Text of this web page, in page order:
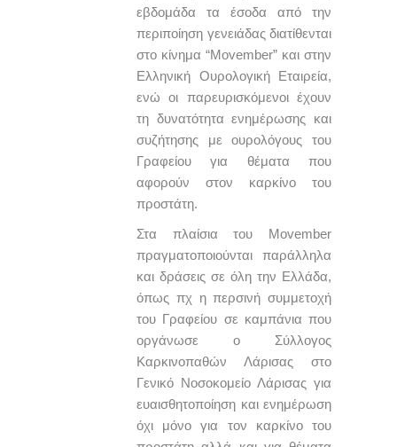
εβδομάδα τα έσοδα από την
περιποίηση γενειάδας διατίθενται
στο κίνημα “Movember” και στην
Ελληνική Ουρολογική Εταιρεία,
ενώ οι παρευρισκόμενοι έχουν
τη δυνατότητα ενημέρωσης και
συζήτησης με ουρολόγους του
Γραφείου για θέματα που
αφορούν στον καρκίνο του
προστάτη.
Στα πλαίσια του Movember
πραγματοποιούνται παράλληλα
και δράσεις σε όλη την Ελλάδα,
όπως πχ η περσινή συμμετοχή
του Γραφείου σε καμπάνια που
οργάνωσε ο Σύλλογος
Καρκινοπαθών Λάρισας στο
Γενικό Νοσοκομείο Λάρισας για
ευαισθητοποίηση και ενημέρωση
όχι μόνο για τον καρκίνο του